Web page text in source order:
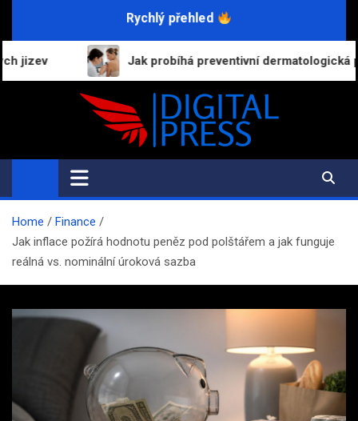
Rychlý přehled
Jak probíhá preventivní dermatologická prohlídka a proč
Digital-Press.cz
Kvalitní informace pro každý den
Home
Finance
Jak inflace požírá hodnotu peněz pod polštářem a jak funguje
reálná vs. nominální úroková sazba